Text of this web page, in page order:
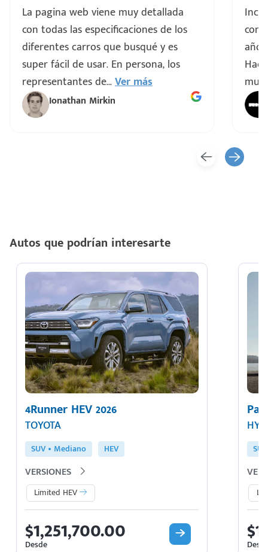
La pagina web viene muy detallada
con todas las especificaciones de los
diferentes carros que busqué y es
super fácil de usar. En persona, los
representantes de...Ver más
Ionathan Mirkin
muy
Autos que podrían interesarte
4Runner HEV 2026
TOYOTA
SUV Mediano HEV
VERSIONES
Limited HEV
$1,251,700.00
Desde
SUV